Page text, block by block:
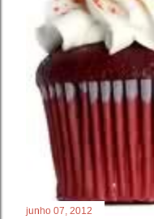
junho 07, 2012